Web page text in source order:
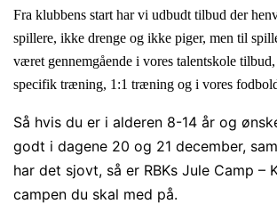
Fra klubbens start har vi udbudt tilbud der
spillere, ikke drenge og ikke piger, men til
været gennemgående i vores talentskole
specifik træning, 1:1 træning og i vores
Så hvis du er i alderen 8-14 år og
godt i dagene 20 og 21 december,
har det sjovt, så er RBKs Jule Camp –
campen du skal med på.